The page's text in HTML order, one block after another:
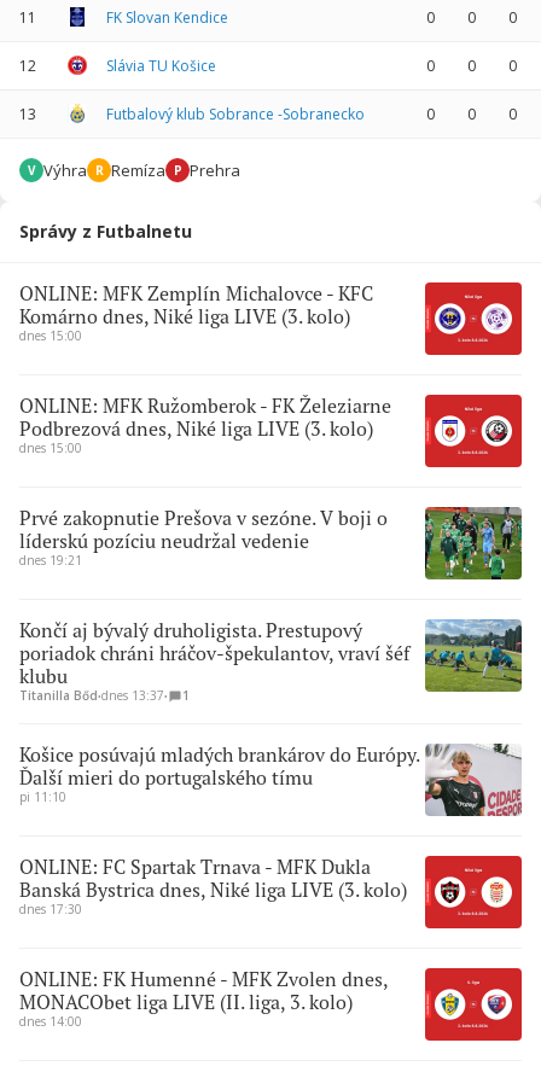
11 FK Slovan Kendice 0 0 0
12 Slávia TU Košice 0 0 0
13 Futbalový klub Sobrance -Sobranecko 0 0 0
V Výhra R Remíza P Prehra
Správy z Futbalnetu
ONLINE: MFK Zemplín Michalovce - KFC
Komárno dnes, Niké liga LIVE (3. kolo)
dnes 15:00
ONLINE: MFK Ružomberok - FK Železiarne
Podbrezová dnes, Niké liga LIVE (3. kolo)
dnes 15:00
Prvé zakopnutie Prešova v sezóne. V boji o
líderskú pozíciu neudržal vedenie
dnes 19:21
Končí aj bývalý druholigista. Prestupový
poriadok chráni hráčov-špekulantov, vraví šéf
klubu
Titanilla Bőd∙dnes 13:37∙ 1
Košice posúvajú mladých brankárov do Európy.
Ďalší mieri do portugalského tímu
pi 11:10
ONLINE: FC Spartak Trnava - MFK Dukla
Banská Bystrica dnes, Niké liga LIVE (3. kolo)
dnes 17:30
ONLINE: FK Humenné - MFK Zvolen dnes,
MONACObet liga LIVE (II. liga, 3. kolo)
dnes 14:00